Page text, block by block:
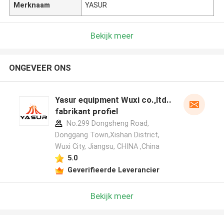
Merknaam YASUR
Bekijk meer
ONGEVEER ONS
Yasur equipment Wuxi co.,ltd..
fabrikant profiel
No.299 Dongsheng Road,
Donggang Town,Xishan District,
Wuxi City, Jiangsu, CHINA ,China
5.0
Geverifieerde Leverancier
Bekijk meer